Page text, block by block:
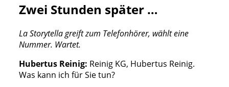
Zwei Stunden später …
La Storytella greift zum Telefonhörer, wählt eine
Nummer. Wartet.
Hubertus Reinig: Reinig KG, Hubertus Reinig.
Was kann ich für Sie tun?